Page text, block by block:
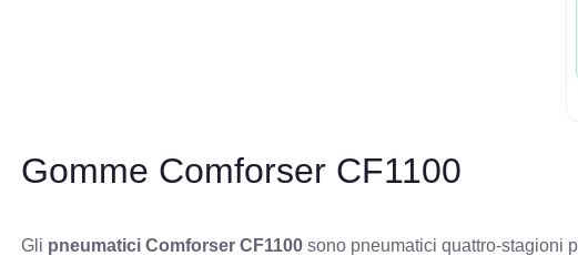
Gomme Comforser CF1100
Gli pneumatici Comforser CF1100 sono pneumatici quattro-stagioni